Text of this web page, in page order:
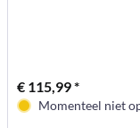
€ 115,99 *
Momenteel niet